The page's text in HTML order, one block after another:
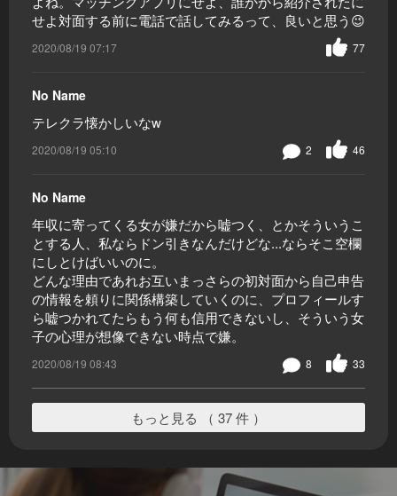
せよ対面する前に電話で話してみるって、良いと思う😉
2020/08/19 07:17 77
No Name
テレクラ懐かしいなw
2020/08/19 05:10 46
2
No Name
年収に寄ってくる女が嫌だから嘘つく、とかそういうこ
とする人、私ならドン引きなんだけどな...ならそこ空欄
にしとけばいいのに。
どんな理由であれお互いまっさらの初対面から自己申告
の情報を頼りに関係構築していくのに、プロフィールす
ら嘘つかれてたらもう何も信用できないし、そういう女
子の心理が想像できない時点で嫌。
2020/08/19 08:43 33
8
もっと見る （ 37 件 ）